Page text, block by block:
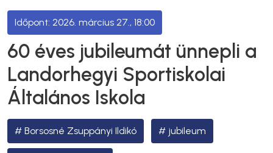
2026. március 27., 18:00
60 éves jubileumát ünnepli a
Landorhegyi Sportiskolai
Általános Iskola
Borsosné Zsuppányi Ildikó jubileum